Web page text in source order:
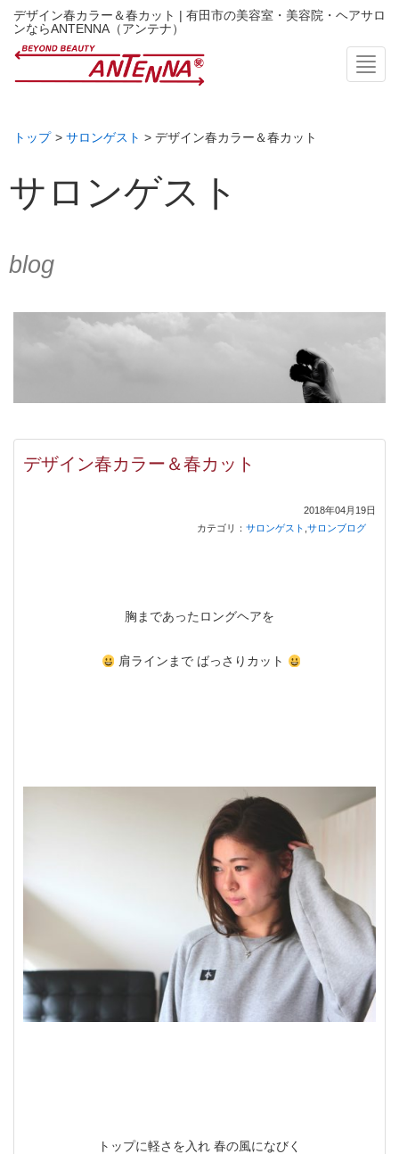
デザイン春カラー＆春カット | 有田市の美容室・美容院・ヘアサロ
ンならANTENNA（アンテナ）
トップ > サロンゲスト > デザイン春カラー＆春カット
サロンゲスト
blog
デザイン春カラー＆春カット
2018年04月19日
カテゴリ： サロンゲスト サロンブログ
胸まであったロングヘアを
肩ラインまで ばっさりカット
トップに軽さを入れ 春の風になびく